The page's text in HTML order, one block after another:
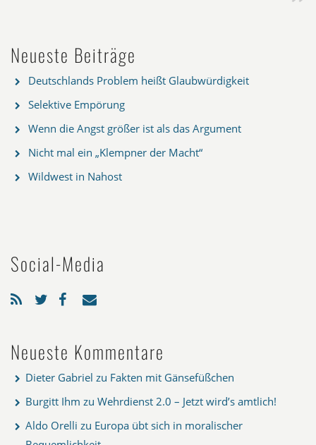
Neueste Beiträge
Deutschlands Problem heißt Glaubwürdigkeit
Selektive Empörung
Wenn die Angst größer ist als das Argument
Nicht mal ein „Klempner der Macht“
Wildwest in Nahost
Social-Media
Neueste Kommentare
Dieter Gabriel zu Fakten mit Gänsefüßchen
Burgitt Ihm zu Wehrdienst 2.0 – Jetzt wird’s amtlich!
Aldo Orelli zu Europa übt sich in moralischer